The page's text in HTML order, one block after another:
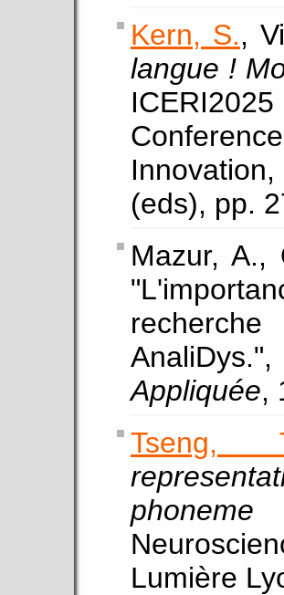
Kern, S.,
langue !
(eds), pp.
Mazur,
Appliquée,
Tseng,
Lumière